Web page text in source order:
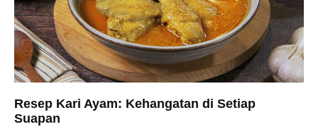
Resep Kari Ayam: Kehangatan di Setiap
Suapan